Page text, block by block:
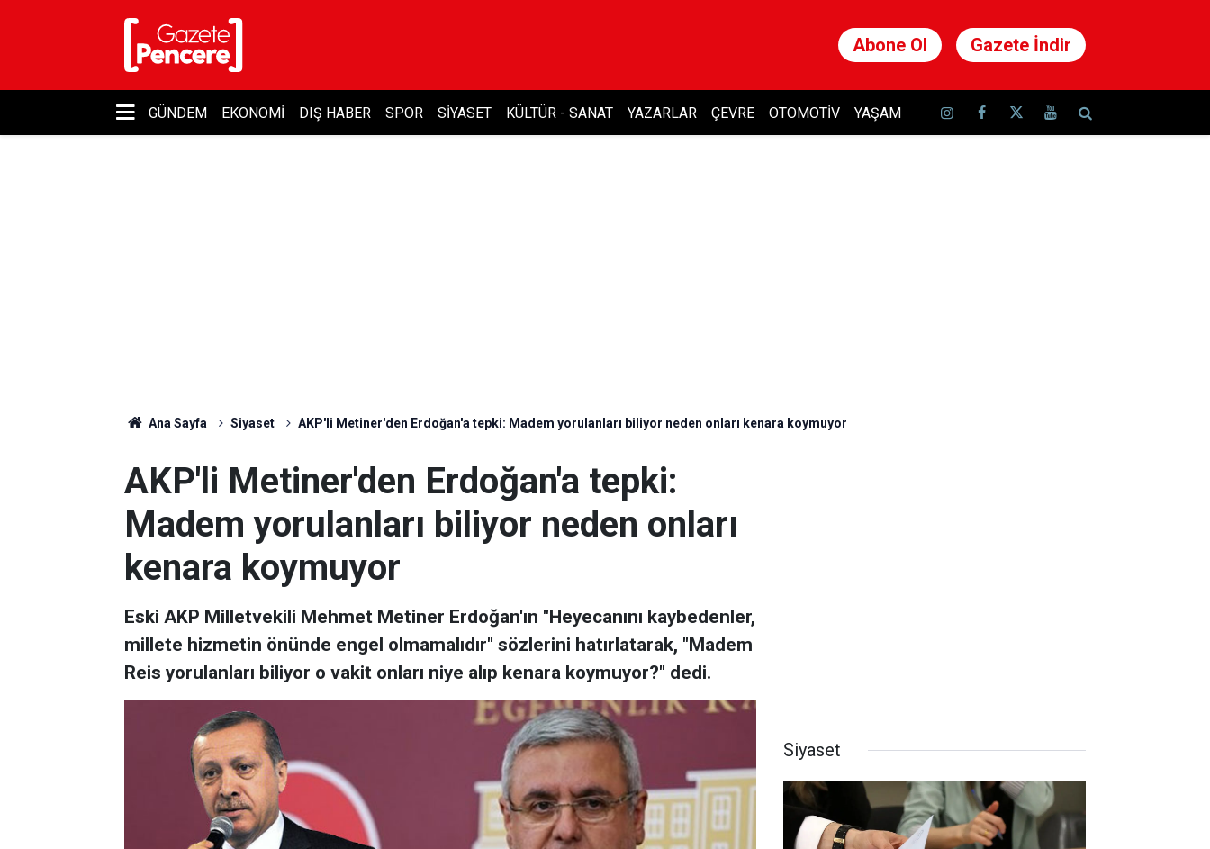
Abone Ol Gazete İndir
GÜNDEM EKONOMI DIŞ HABER SPOR SIYASET KÜLTÜR - SANAT YAZARLAR ÇEVRE OTOMOTIV YAŞAM
Ana Sayfa Siyaset AKP'li Metiner'den Erdoğan'a tepki: Madem yorulanları biliyor neden onları kenara koymuyor
AKP'li Metiner'den Erdoğan'a tepki:
Madem yorulanları biliyor neden onları
kenara koymuyor
Eski AKP Milletvekili Mehmet Metiner Erdoğan'ın "Heyecanını kaybedenler,
millete hizmetin önünde engel olmamalıdır" sözlerini hatırlatarak, "Madem
Reis yorulanları biliyor o vakit onları niye alıp kenara koymuyor?" dedi.
Siyaset